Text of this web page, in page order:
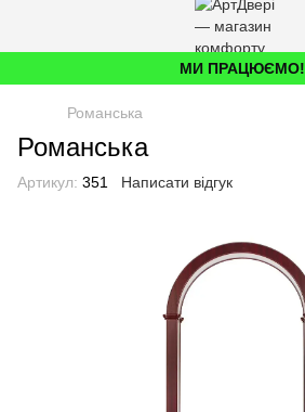
МИ ПРАЦЮЄМО!
Романська
Романська
Артикул: 351 Написати відгук